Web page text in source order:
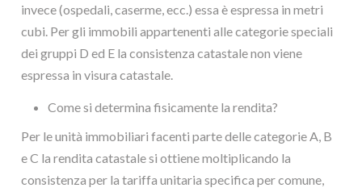
invece (ospedali, caserme, ecc.) essa è espressa in metri
cubi. Per gli immobili appartenenti alle categorie speciali
dei gruppi D ed E la consistenza catastale non viene
espressa in visura catastale.
Come si determina fisicamente la rendita?
Per le unità immobiliari facenti parte delle categorie A, B
e C la rendita catastale si ottiene moltiplicando la
consistenza per la tariffa unitaria specifica per comune,